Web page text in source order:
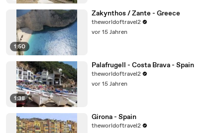
1:50
Zakynthos / Zante - Greece
theworldoftravel2
vor 15 Jahren
1:38
Palafrugell - Costa Brava - Spain
theworldoftravel2
vor 15 Jahren
Girona - Spain
theworldoftravel2